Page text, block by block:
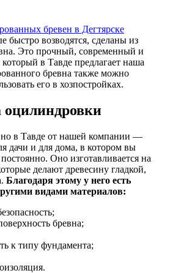
бревен в Дегтярске
быстро возводятся, сделаны из
Это прочный, современный и
в Тавде предлагает наша
бревна также можно
его в хозпостройках.
в Тавде от нашей компании —
дачи и для дома, в котором вы
Оно изготавливается на
делают древесину гладкой,
Благодаря этому у него есть
видами материалов:
бревна;
к типу фундамента;